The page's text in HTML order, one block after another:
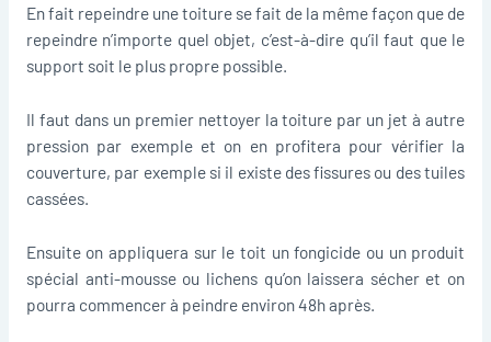
En fait repeindre une toiture se fait de la même façon que de
repeindre n’importe quel objet, c’est-à-dire qu’il faut que le
support soit le plus propre possible.
Il faut dans un premier nettoyer la toiture par un jet à autre
pression par exemple et on en profitera pour vérifier la
couverture, par exemple si il existe des fissures ou des tuiles
cassées.
Ensuite on appliquera sur le toit un fongicide ou un produit
spécial anti-mousse ou lichens qu’on laissera sécher et on
pourra commencer à peindre environ 48h après.